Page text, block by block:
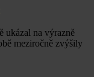
ukázal na výrazně
meziročně zvýšily